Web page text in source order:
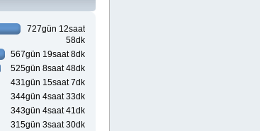
727gün 12saat
58dk
567gün 19saat 8dk
525gün 8saat 48dk
431gün 15saat 7dk
344gün 4saat 33dk
343gün 4saat 41dk
315gün 3saat 30dk